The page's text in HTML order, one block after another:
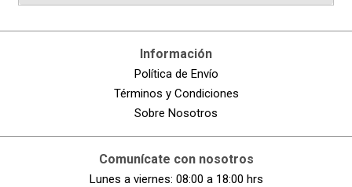
Información
Política de Envío
Términos y Condiciones
Sobre Nosotros
Comunícate con nosotros
Lunes a viernes: 08:00 a 18:00 hrs